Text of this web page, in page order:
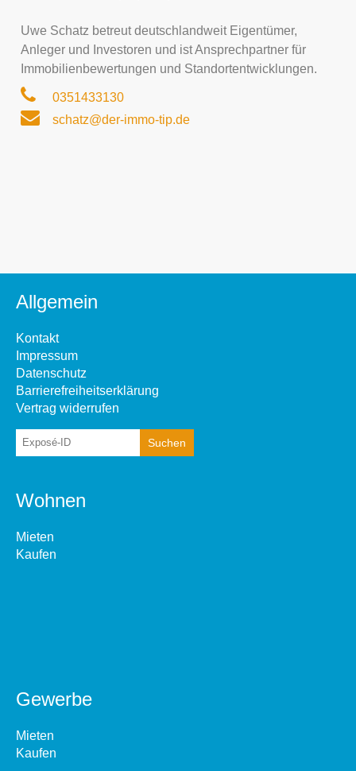
Uwe Schatz betreut deutschlandweit Eigentümer,
Anleger und Investoren und ist Ansprechpartner für
Immobilienbewertungen und Standortentwicklungen.
0351433130
schatz@der-immo-tip.de
Allgemein
Kontakt
Impressum
Datenschutz
Barrierefreiheitserklärung
Vertrag widerrufen
Wohnen
Mieten
Kaufen
Gewerbe
Mieten
Kaufen